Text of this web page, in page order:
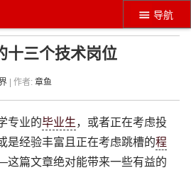
导航
十三个技术岗位
| 作者:章鱼
专业的毕业生，或者正在考虑投
是经验丰富且正在考虑跳槽的程
篇文章绝对能带来一些有益的